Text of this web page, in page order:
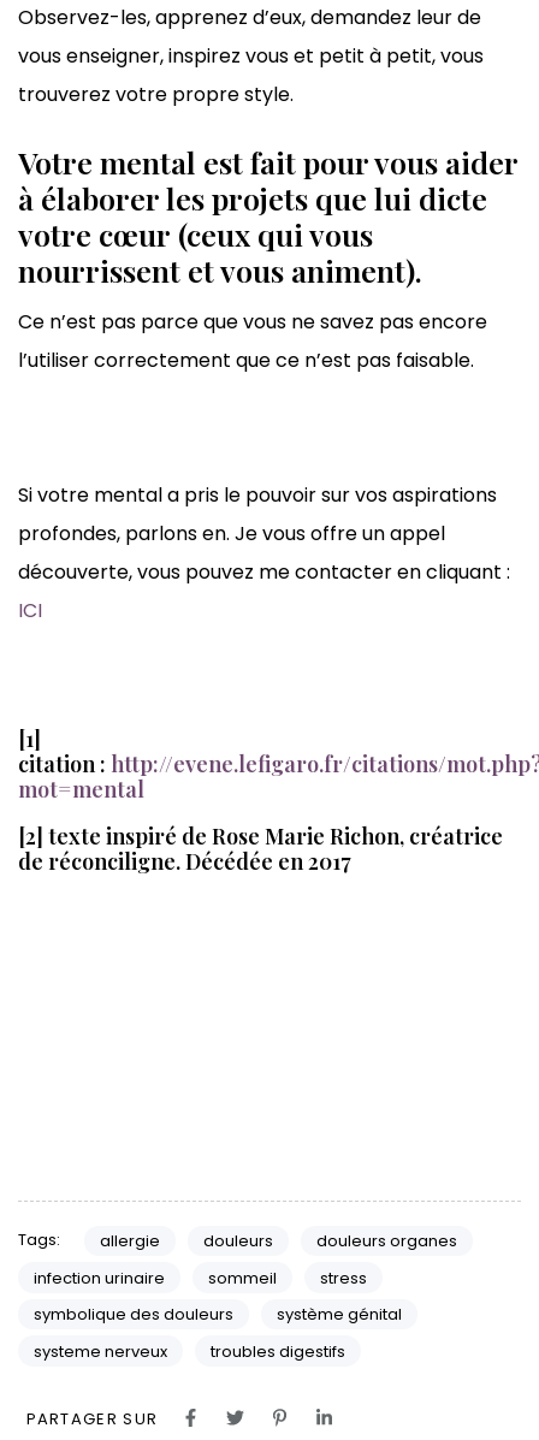
Observez-les, apprenez d’eux, demandez leur de
vous enseigner, inspirez vous et petit à petit, vous
trouverez votre propre style.
Votre mental est fait pour vous aider
à élaborer les projets que lui dicte
votre cœur (ceux qui vous
nourrissent et vous animent).
Ce n’est pas parce que vous ne savez pas encore
l’utiliser correctement que ce n’est pas faisable.
Si votre mental a pris le pouvoir sur vos aspirations
profondes, parlons en. Je vous offre un appel
découverte, vous pouvez me contacter en cliquant :
ICI
[1]
citation : http://evene.lefigaro.fr/citations/
mot=mental
[2] texte inspiré de Rose Marie Richon, créatrice
de réconciligne. Décédée en 2017
Tags: allergie douleurs
douleurs organes
infection urinaire
sommeil
stress
symbolique des douleurs
système génital
systeme nerveux
troubles digestifs
PARTAGER SUR